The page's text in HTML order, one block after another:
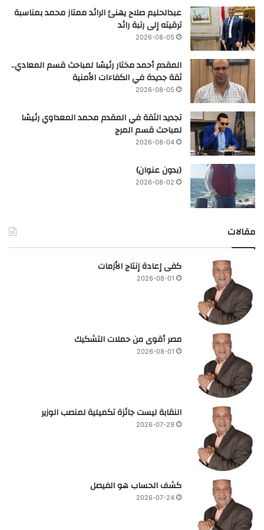
عبدالحليم صلاح يهنئ الرائد ممتاز محمد بمناسبة
ترقيته إلى رتبة رائد
2026-08-05
المقدم أحمد مختار رئيسًا لمباحث قسم المعادي..
ثقة جديدة في الكفاءات الأمنية
2026-08-05
تجديد الثقة في المقدم محمد المعداوي رئيسًا
لمباحث قسم المرج
2026-08-04
(بدون عنوان)
2026-08-02
مقالات
كفى إعادة إنتاج الأزمات
2026-08-01
مصر أقوى من حملات التشكيك
2026-08-01
النقابة ليست جائزة تكميلية لمنصب الوزير
2026-07-29
كشف الحساب هو الفيصل
2026-07-24